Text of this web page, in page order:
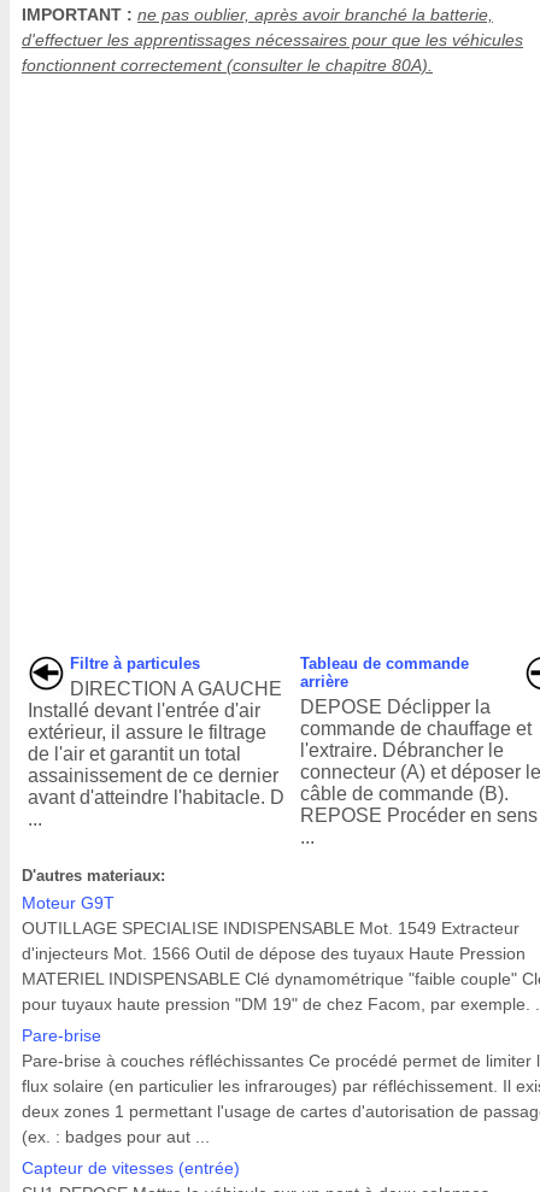
IMPORTANT : ne pas oublier, après avoir branché la batterie,
d'effectuer les apprentissages nécessaires pour que les véhicules
fonctionnent correctement (consulter le chapitre 80A).
Filtre à particules
DIRECTION A GAUCHE
Installé devant l'entrée d'air
extérieur, il assure le filtrage
de l'air et garantit un total
assainissement de ce dernier
avant d'atteindre l'habitacle. D
...
Tableau de commande
arrière
DEPOSE Déclipper la
commande de chauffage et
l'extraire. Débrancher le
connecteur (A) et déposer
câble de commande (B).
REPOSE Procéder en
...
D'autres materiaux:
Moteur G9T
OUTILLAGE SPECIALISE INDISPENSABLE Mot. 1549 Extracteur
d'injecteurs Mot. 1566 Outil de dépose des tuyaux Haute Pression
MATERIEL INDISPENSABLE Clé dynamométrique "faible couple"
pour tuyaux haute pression "DM 19" de chez Facom, par exemple.
Pare-brise
Pare-brise à couches réfléchissantes Ce procédé permet de limiter
flux solaire (en particulier les infrarouges) par réfléchissement. Il
deux zones 1 permettant l'usage de cartes d'autorisation de
(ex. : badges pour aut ...
Capteur de vitesses (entrée)